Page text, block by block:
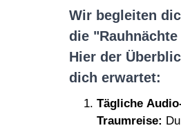
Wir begleiten
die "Rauhnächte
Hier der
dich erwartet:
Tägliche
Traumreise: